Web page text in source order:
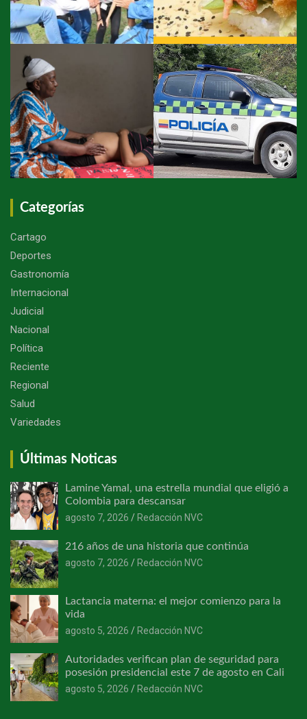
Categorías
Cartago
Deportes
Gastronomía
Internacional
Judicial
Nacional
Política
Reciente
Regional
Salud
Variedades
Últimas Noticas
Lamine Yamal, una estrella mundial que eligió a
Colombia para descansar
agosto 7, 2026
Redacción NVC
216 años de una historia que continúa
agosto 7, 2026
Redacción NVC
Lactancia materna: el mejor comienzo para la
vida
agosto 5, 2026
Redacción NVC
Autoridades verifican plan de seguridad para
posesión presidencial este 7 de agosto en Cali
agosto 5, 2026
Redacción NVC